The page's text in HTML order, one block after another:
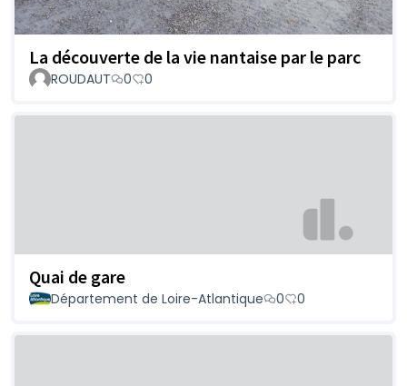
La découverte de la vie nantaise par le parc
ROUDAUT 0 0
Quai de gare
Département de Loire-Atlantique 0 0